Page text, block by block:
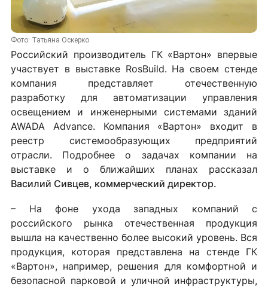
Фото: Татьяна Оскерко
Российский производитель ГК «Вартон» впервые
участвует в выставке RosBuild. На своем стенде
компания представляет отечественную
разработку для автоматизации управления
освещением и инженерными системами зданий
AWADA Advance. Компания «Вартон» входит в
реестр системообразующих предприятий
отрасли. Подробнее о задачах компании на
выставке и о ближайших планах рассказал
Василий Сивцев, коммерческий директор.
– На фоне ухода западных компаний с
российского рынка отечественная продукция
вышла на качественно более высокий уровень. Вся
продукция, которая представлена на стенде ГК
«Вартон», например, решения для комфортной и
безопасной парковой и уличной инфраструктуры,